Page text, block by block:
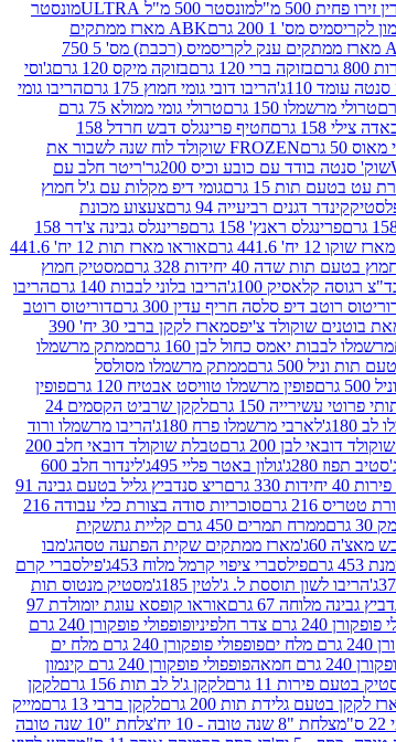
פחית 500 מ"ל מונסטר 500 מ"ל ULTRA
מונסטר
ABK מארז ממתקים
ABK מארז ממתקים ענק לקריסמיס (רכבת) מס' 5 750
גרם בזוקה ברי 120 גרם בזוקה מיקס 120 גרם
ג'וסי
עומד 110ג' הריבו דובי גומי חמוץ 175 גרם
הריבו גומי
טרולי מרשמלו 150 גרם
טרולי גומי ממולא 75 גרם
158 גרם
חטיף פרינגלס דבש חרדל 158
50 גרם
FROZEN שוקולד לוח שנה לשבור את
שוק' סנטה בודד עם כובע וכיס 200גר'
ריטר חלב עם
עט בטעם תות 15 גרם
גומי דיפ מקלות עם ג'ל חמוץ
קינדר דגנים רביעייה 94 גרם
צעצוע מכונת
פרינגלס ראנץ' 158 גרם
פרינגלס גבינה צ'דר 158
12 יח' 441.6 גרם
אוראו מארז תות 12 יח' 441.6
תות שדה 40 יחידות 328 גרם
מסטיק חמוץ
רגוסה קלאסיק 100ג' הריבו בלוני לבבות 140 גרם
הריבו
רוטב דיפ סלסה חריף עדין 300 גרם
דוריטוס רוטב
בוטנים שוקולד צ'יפס
מארז לקקן ברבי 30 יח' 390
מרשמלו לבבות יאמס כחול לבן 160 גרם
ממתק מרשמלו
ממתק מרשמלו מסולסל
פופין מרשמלו טוויסט אבטיח 120 גרם
פופין
עשירייה 150 גרם
לקקן שרביט הקסמים 24
180ג' לארבי מרשמלו פרח 180ג'
הריבו מרשמלו ורוד
דובאי לבן 200 גרם
טבלת שוקולד דובאי חלב 200
תפוז 280ג' גולון באטר פליי 495ג'
לינדור חלב 600
330 גרם
ריצ סנדביץ גליל בטעם גבינה 91
216 גרם
סוכריות סודה בצורת כלי עבודה 216
ממרח תמרים 450 גרם קליית גת
שקית
60ג' מארז ממתקים שקית הפתעה טסהג'מבו
גרם פילסברי ציפוי קרמל מלוח 453ג'
פילסברי קרם
הריבו לשון תוססת ל. ג'לטין 185ג'
מסטיק מנטוס תות
גבינה מלוחה 67 גרם
אוראו קופסא עוגת יומולדת 97
240 גרם צדר חלפיניו
פופפולי פופקורן 240 גרם
ים
פופפולי פופקורן 240 גרם מלח ים
גרם חמאה
פופפולי פופקורן 240 גרם קינמון
פירות 11 גרם לקקן ג'ל לב תות 156 גרם
לקקן
לקקן בטעם גלידת תות 200 גרם לקקן ברבי 13 גרם
מייק
צלחת "8 שנה טובה - 10 יח'
צלחת "10 שנה טובה